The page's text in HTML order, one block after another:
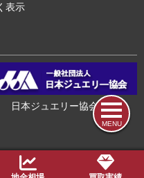
MENU
表示
日本ジュエリー協会会員
買取の色石BANK